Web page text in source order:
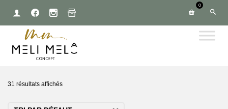
0
31 résultats affichés